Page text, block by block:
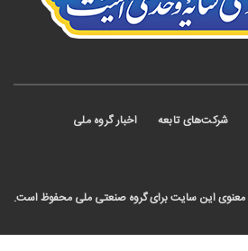
تابعه اخبار گروه ملی
این سایت برای گروه صنعتی ملی محفوظ است.